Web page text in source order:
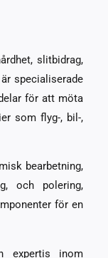
slitbidrag,
specialiserade
för att möta
som flyg-, bil-,
bearbetning,
och polering,
för en
expertis inom